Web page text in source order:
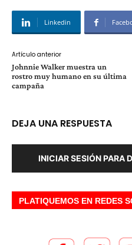
Linkedin
Artículo anterior
Johnnie Walker muestra un
rostro muy humano en su última
campaña
DEJA UNA RESPUESTA
INICIAR SESIÓN PARA
PLATIQUEMOS EN REDES